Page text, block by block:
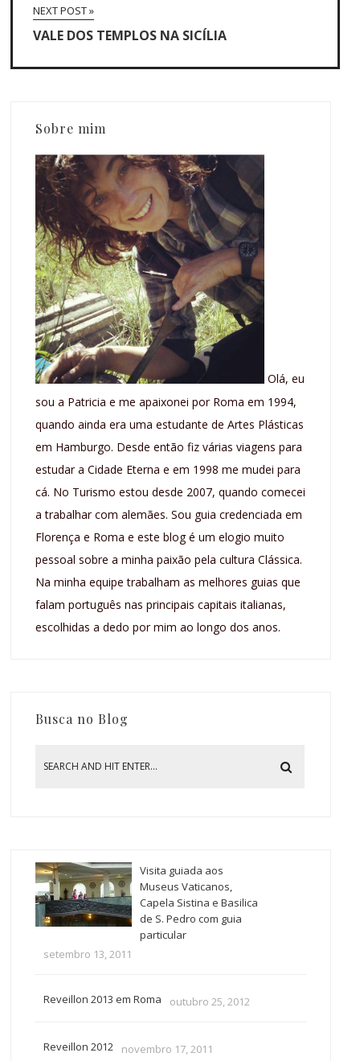
NEXT POST »
VALE DOS TEMPLOS NA SICÍLIA
Sobre mim
Olá, eu
sou a Patricia e me apaixonei por Roma em 1994,
quando ainda era uma estudante de Artes Plásticas
em Hamburgo. Desde então fiz várias viagens para
estudar a Cidade Eterna e em 1998 me mudei para
cá. No Turismo estou desde 2007, quando comecei
a trabalhar com alemães. Sou guia credenciada em
Florença e Roma e este blog é um elogio muito
pessoal sobre a minha paixão pela cultura Clássica.
Na minha equipe trabalham as melhores guias que
falam português nas principais capitais italianas,
escolhidas a dedo por mim ao longo dos anos.
Busca no Blog
Visita guiada aos
Museus Vaticanos,
Capela Sistina e Basilica
de S. Pedro com guia
particular
setembro 13, 2011
Reveillon 2013 em Roma outubro 25, 2012
Reveillon 2012 novembro 17, 2011